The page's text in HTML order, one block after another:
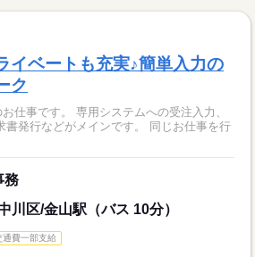
イベートも充実♪簡単入力の
ク
ステムへの受注入力、
どがメインです。 同じお仕事を行
務
川区/金山駅（バス 10分）
通費一部支給